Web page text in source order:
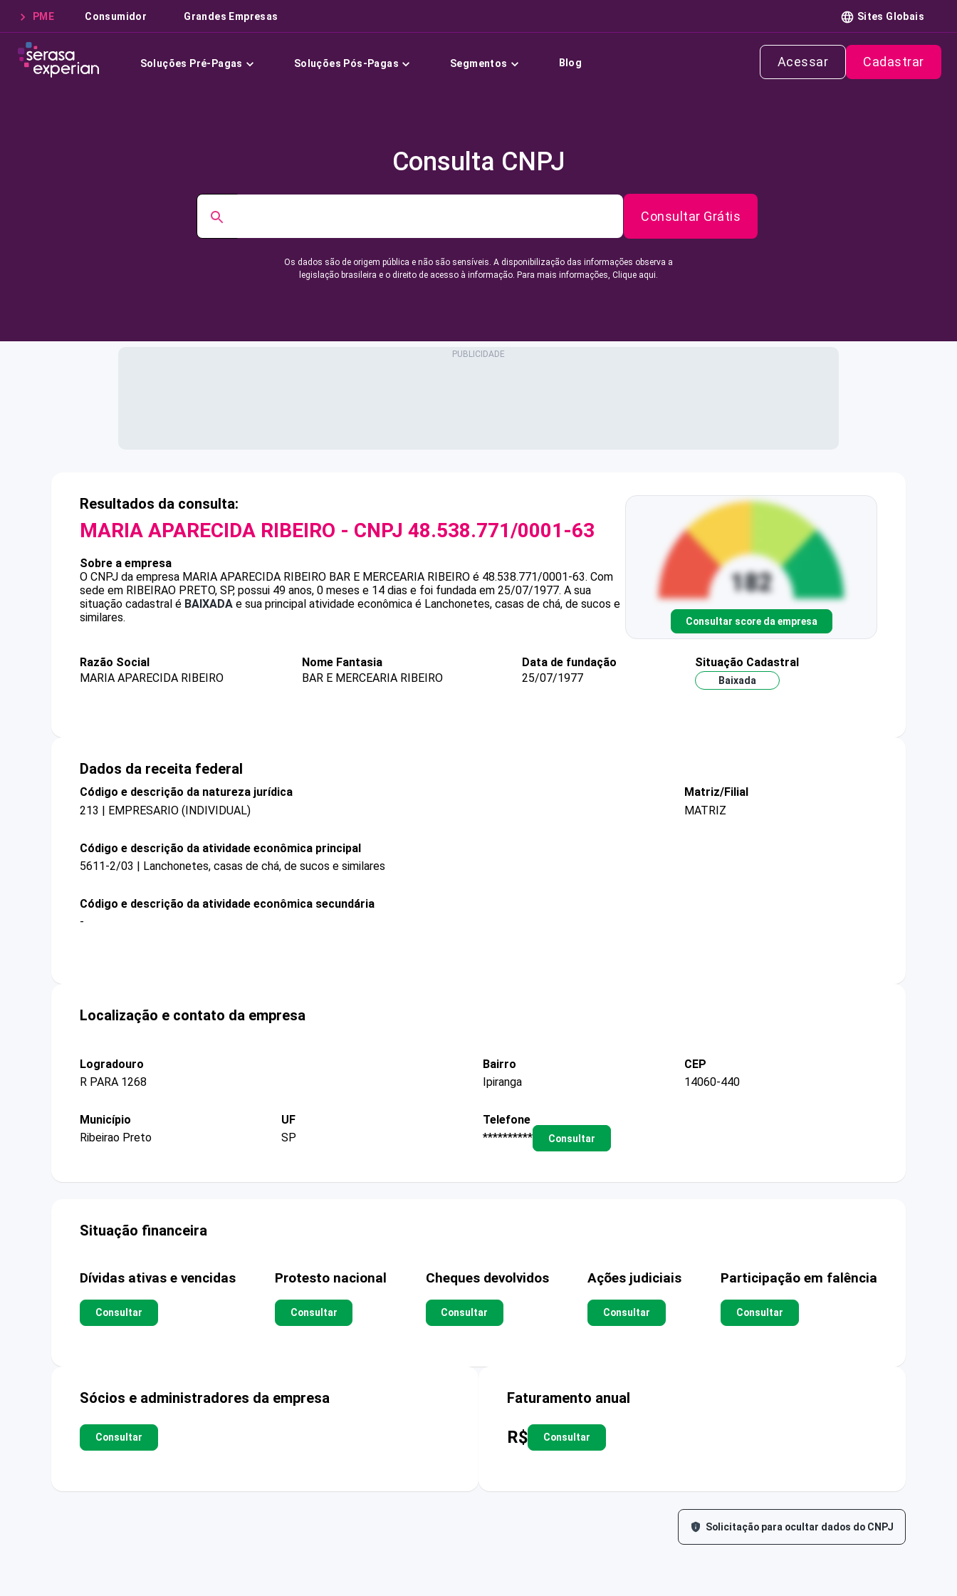
PME Consumidor Grandes Empresas Sites Globais
Soluções Pré-Pagas Soluções Pós-Pagas Segmentos Blog Acessar Cadastrar
Consulta CNPJ
Consultar Grátis
Os dados são de origem pública e não são sensíveis. A disponibilização das informações observa a
legislação brasileira e o direito de acesso à informação. Para mais informações, Clique aqui.
Resultados da consulta:
MARIA APARECIDA RIBEIRO - CNPJ 48.538.771/0001-63
Sobre a empresa
O CNPJ da empresa MARIA APARECIDA RIBEIRO BAR E MERCEARIA RIBEIRO é 48.538.771/0001-63. Com
sede em RIBEIRAO PRETO, SP, possui 49 anos, 0 meses e 14 dias e foi fundada em 25/07/1977. A sua
situação cadastral é BAIXADA e sua principal atividade econômica é Lanchonetes, casas de chá, de sucos e
similares.
Consultar score da empresa
Razão Social
MARIA APARECIDA RIBEIRO
Nome Fantasia
BAR E MERCEARIA RIBEIRO
Data de fundação
25/07/1977
Situação Cadastral
Baixada
Dados da receita federal
Código e descrição da natureza jurídica
213 | EMPRESARIO (INDIVIDUAL)
Matriz/Filial
MATRIZ
Código e descrição da atividade econômica principal
5611-2/03 | Lanchonetes, casas de chá, de sucos e similares
Código e descrição da atividade econômica secundária
-
Localização e contato da empresa
Logradouro
R PARA 1268
Bairro
Ipiranga
CEP
14060-440
Município
Ribeirao Preto
UF
SP
Telefone
**********
Consultar
Situação financeira
Dívidas ativas e vencidas
Consultar
Protesto nacional
Consultar
Cheques devolvidos
Consultar
Ações judiciais
Consultar
Participação em falência
Consultar
Sócios e administradores da empresa
Consultar
Faturamento anual
R$ Consultar
Solicitação para ocultar dados do CNPJ